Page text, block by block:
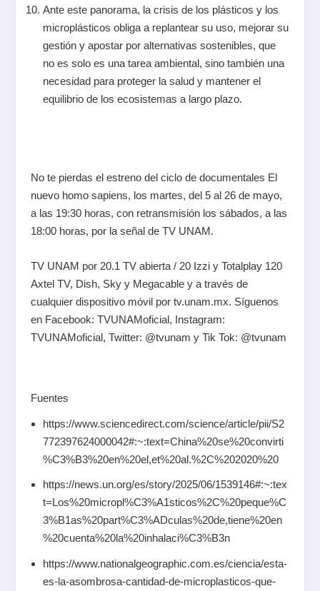
Ante este panorama, la crisis de los plásticos y los
microplásticos obliga a replantear su uso, mejorar su
gestión y apostar por alternativas sostenibles, que
no es solo es una tarea ambiental, sino también una
necesidad para proteger la salud y mantener el
equilibrio de los ecosistemas a largo plazo.
No te pierdas el estreno del ciclo de documentales El
nuevo homo sapiens, los martes, del 5 al 26 de mayo,
a las 19:30 horas, con retransmisión los sábados, a las
18:00 horas, por la señal de TV UNAM.
TV UNAM por 20.1 TV abierta / 20 Izzi y Totalplay 120
Axtel TV, Dish, Sky y Megacable y a través de
cualquier dispositivo móvil por tv.unam.mx. Síguenos
en Facebook: TVUNAMoficial, Instagram:
TVUNAMoficial, Twitter: @tvunam y Tik Tok: @tvunam
Fuentes
https://www.sciencedirect.com/science/article/pii/S2
772397624000042#:~:text=China%20se%20convirti
%C3%B3%20en%20el,et%20al.%2C%202020%20
https://news.un.org/es/story/2025/06/1539146#:~:tex
t=Los%20micropl%C3%A1sticos%2C%20peque%C
3%B1as%20part%C3%ADculas%20de,tiene%20en
%20cuenta%20la%20inhalaci%C3%B3n
https://www.nationalgeographic.com.es/ciencia/esta-
es-la-asombrosa-cantidad-de-microplasticos-que-